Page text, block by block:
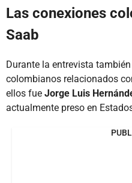
Las conexiones
Saab
Durante la entrevista
colombianos relacionados
ellos fue Jorge Luis
actualmente preso en